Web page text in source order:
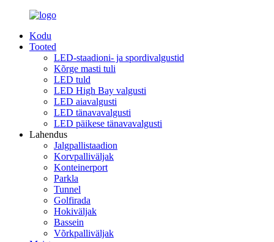
Kodu
Tooted
LED-staadioni- ja spordivalgustid
Kõrge masti tuli
LED tuld
LED High Bay valgusti
LED aiavalgusti
LED tänavavalgusti
LED päikese tänavavalgusti
Lahendus
Jalgpallistaadion
Korvpalliväljak
Konteinerport
Parkla
Tunnel
Golfirada
Hokiväljak
Bassein
Võrkpalliväljak